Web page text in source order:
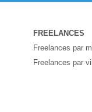
FREELANCES
Freelances par
Freelances par